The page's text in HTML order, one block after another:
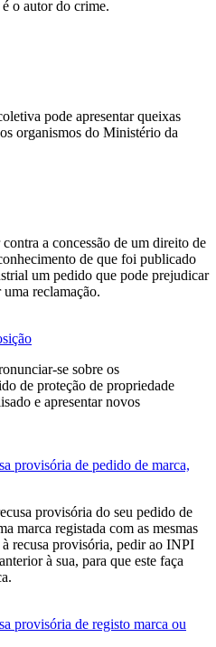
o autor do crime.
pode apresentar queixas
organismos do Ministério da
a concessão de um direito de
de que foi publicado
um pedido que pode prejudicar
uma reclamação.
se sobre os
de proteção de propriedade
e apresentar novos
provisória de pedido de marca,
provisória do seu pedido de
marca registada com as mesmas
à recusa provisória, pedir ao INPI
à sua, para que este faça
provisória de registo marca ou